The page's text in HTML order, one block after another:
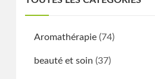
Aromathérapie (74)
beauté et soin (37)